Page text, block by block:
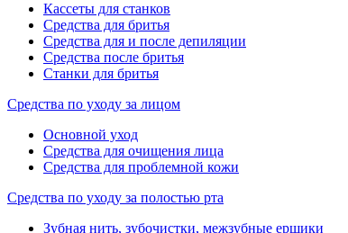
Кассеты для станков
Средства для бритья
Средства для и после депиляции
Средства после бритья
Станки для бритья
Средства по уходу за лицом
Основной уход
Средства для очищения лица
Средства для проблемной кожи
Средства по уходу за полостью рта
Зубная нить, зубочистки, межзубные ершики